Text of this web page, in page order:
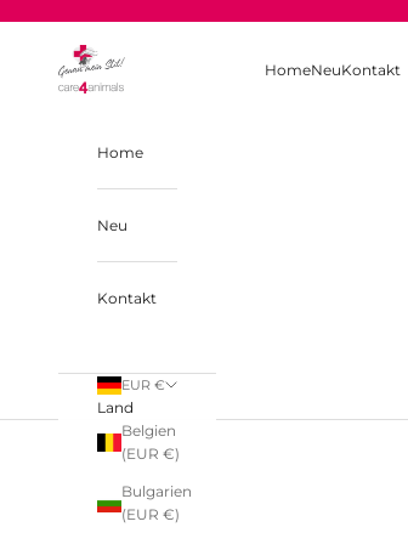
care4animals
HomeNeuKontakt
Home
Neu
Kontakt
EUR €
Land
Belgien
(EUR €)
Bulgarien
(EUR €)